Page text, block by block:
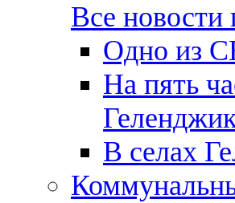
Все новости
Одно из
На пять
В селах